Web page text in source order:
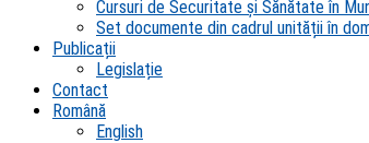
Cursuri de Securitate și Sănătate în
Set documente din cadrul unității în
Publicații
Legislație
Contact
Română
English